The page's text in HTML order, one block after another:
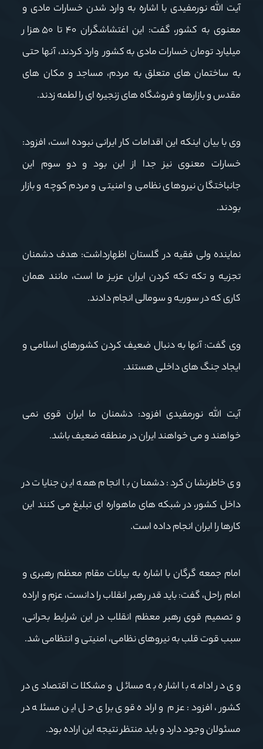
آیت الله نورمفیدی با اشاره به وارد شدن خسارات مادی و
معنوی به کشور، گفت: این اغتشاشگران
۴٠ تا ۵٠ هزار
میلیارد تومان خسارات مادی به کشور وارد کردند، آنها حتی
به ساختمان های متعلق به مردم، مساجد و مکان های
مقدس و بازارها و فروشگاه های زنجیره ای را لطمه زدند.
وی با بیان اینکه این اقدامات کار ایرانی نبوده است، افزود:
خسارات معنوی نیز جدا از این بود و دو سوم این
جانباختگان نیروهای نظامی و امنیتی و مردم کوچه و بازار
بودند.
نماینده ولی فقیه در گلستان اظهارداشت: هدف دشمنان
تجزیه و تکه تکه کردن ایران عزیز ما است، مانند همان
کاری که در سوریه و سومالی انجام دادند.
وی گفت: آنها به دنبال ضعیف کردن کشورهای اسلامی و
ایجاد جنگ های داخلی هستند.
آیت الله نورمفیدی افزود: دشمنان ما ایران قوی نمی
خواهند و می خواهند ایران در منطقه ضعیف باشد.
وی خاطرنشان کرد: دشمنان با انجام همه این جنایات در
داخل کشور، در شبکه های ماهواره ای تبلیغ می کنند این
کارها را ایران انجام داده است.
امام جمعه گرگان با اشاره به بیانات مقام معظم رهبری و
امام راحل، گفت: باید قدر رهبر انقلاب را دانست، عزم و اراده
و تصمیم قوی رهبر معظم انقلاب در این شرایط بحرانی،
سبب قوت قلب به نیروهای نظامی، امنیتی و انتظامی شد.
وی در ادامه با اشاره به مسائل و مشکلات اقتصادی در
کشور، افزود: عزم و اراده قوی برای حل این مسئله در
مسئولان وجود دارد و باید منتظر نتیجه این اراده بود.